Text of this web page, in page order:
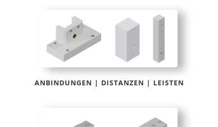
ANBINDUNGEN | DISTANZEN | LEISTEN